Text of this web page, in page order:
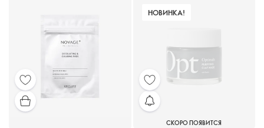
НОВИНКА!
СКОРО ПОЯВИТСЯ